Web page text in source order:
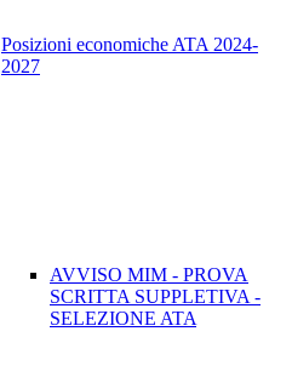
Posizioni economiche ATA 2024-
2027
AVVISO MIM - PROVA
SCRITTA SUPPLETIVA -
SELEZIONE ATA